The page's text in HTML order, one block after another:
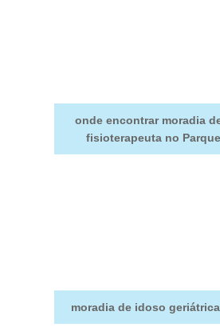
onde encontrar moradia
fisioterapeuta no
moradia de idoso